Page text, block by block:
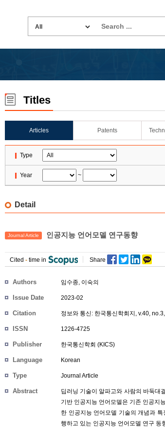
Titles
Articles Patents
Type
Year ~
Detail
Journal Article 인공지능 언어모델 연구동향
Cited - time in Share
Authors 임수종, 이숙의
Issue Date 2023-02
Citation 정보와 통신: 한국통신학회지, v.40,
ISSN 1226-4725
Publisher 한국통신학회 (KICS)
Language Korean
Type Journal Article
Abstract
딥러닝 기술이 알파고와 사람의 바둑대
기반 인공지능 언어모델은 기존 인공지
한 인공지능 언어모델 기술의 개념과
행하고 있는 인공지능 언어모델 연구 동